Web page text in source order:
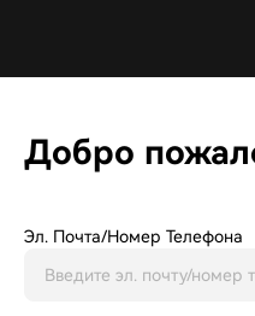
Добро
Эл. Почта/Номер Телефона